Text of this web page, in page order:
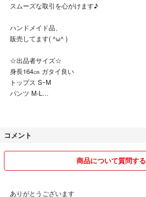
スムーズな取引を心がけます♪
ハンドメイド品、
販売してます( ^ω^ )
☆出品者サイズ☆
身長164㎝ ガタイ良い
トップス SｰM
パンツ M-L
こちらからメッセージを
また送料削減のため、簡易梱包です。
コメント
商品について質問する
ありがとうございます